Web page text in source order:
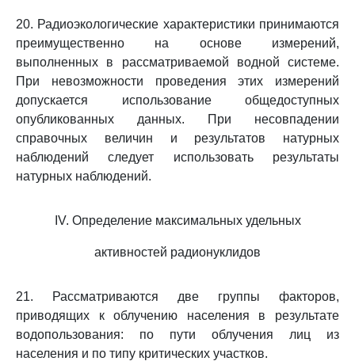
20. Радиоэкологические характеристики принимаются
преимущественно на основе измерений,
выполненных в рассматриваемой водной системе.
При невозможности проведения этих измерений
допускается использование общедоступных
опубликованных данных. При несовпадении
справочных величин и результатов натурных
наблюдений следует использовать результаты
натурных наблюдений.
IV. Определение максимальных удельных
активностей радионуклидов
21. Рассматриваются две группы факторов,
приводящих к облучению населения в результате
водопользования: по пути облучения лиц из
населения и по типу критических участков.